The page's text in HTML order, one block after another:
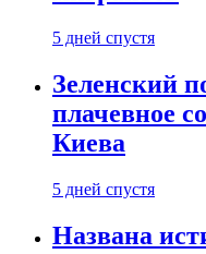
5 дней спустя
Зеленский
плачевное
Киева
5 дней спустя
Названа